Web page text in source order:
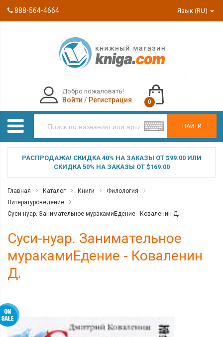
888-564-4664 Язык (RU)
НАЙТИ
Добро пожаловать!
Войти / Регистрация 0
РАСПРОДАЖА! СКИДКА 40% НА ЗАКАЗЫ ОТ $99.00 ИЛИ
СКИДКА 50% НА ЗАКАЗЫ ОТ $169.00
Главная Каталог Книги
Филология
Литературоведение
Суси-нуар. Занимательное муракамиЕдение - Коваленин Д.
Суси-нуар. Занимательное
муракамиЕдение - Коваленин
Д.